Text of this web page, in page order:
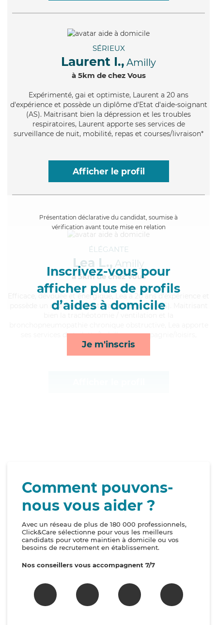
SÉRIEUX
Laurent I., Amilly
à 5km de chez Vous
Expérimenté, gai et optimiste, Laurent a 20 ans
d'expérience et possède un diplôme d'Etat d'aide-soignant
(AS). Maitrisant bien la dépression et les troubles
respiratoires, Laurent apporte ses services de
surveillance de nuit, mobilité, repas et courses/livraison*
Afficher le profil
Présentation déclarative du candidat, soumise à
vérification avant toute mise en relation
Inscrivez-vous pour
afficher plus de profils
d’aides à domicile
Je m'inscris
ÉLÉGANTE
Lea L., Amilly
à 5km de chez Vous
, dévouée et énergique, Lea a 20 ans d'expérience et
possède un diplôme d'Etat d'aide-soignant (AS). Maitrisant
ses services de toilette/habillage, compagnie/loisirs,
ménage et transports*
Comment pouvons-
nous vous aider ?
Avec un réseau de plus de 180 000 professionnels,
Click&Care sélectionne pour vous les meilleurs
candidats pour votre maintien à domicile ou vos
besoins de recrutement en établissement.
Nos conseillers vous accompagnent 7/7